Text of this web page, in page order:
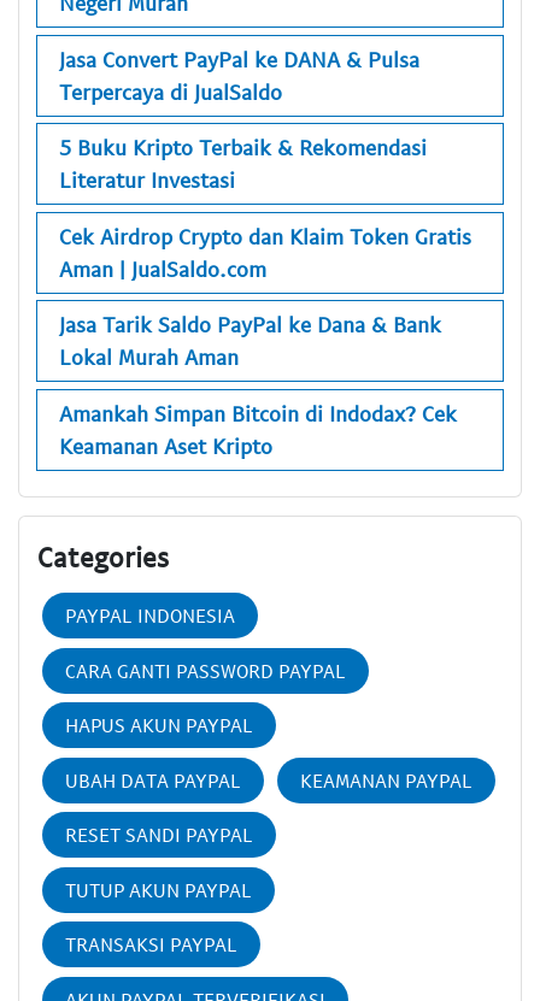
Jasa Convert PayPal ke DANA & Pulsa
Terpercaya di JualSaldo
5 Buku Kripto Terbaik & Rekomendasi
Literatur Investasi
Cek Airdrop Crypto dan Klaim Token Gratis
Aman | JualSaldo.com
Jasa Tarik Saldo PayPal ke Dana & Bank
Lokal Murah Aman
Amankah Simpan Bitcoin di Indodax? Cek
Keamanan Aset Kripto
Categories
PAYPAL INDONESIA
CARA GANTI PASSWORD PAYPAL
HAPUS AKUN PAYPAL
UBAH DATA PAYPAL KEAMANAN PAYPAL
RESET SANDI PAYPAL
TUTUP AKUN PAYPAL
TRANSAKSI PAYPAL